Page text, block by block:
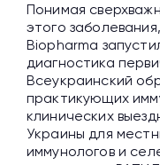
Понимая
этого
Biopharma
диагностика
Всеукраинский
практикующих
клинических
Украины для
иммунологов и